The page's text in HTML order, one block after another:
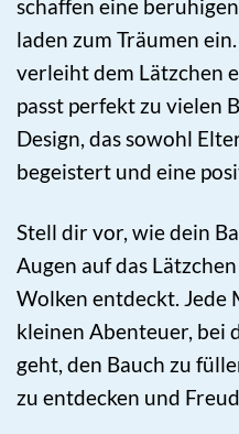
schaffen eine
laden zum Träumen
verleiht dem Lätzchen
passt perfekt zu vielen
Design, das sowohl
begeistert und eine
Stell dir vor, wie dein
Augen auf das
Wolken entdeckt. Jede
kleinen Abenteuer, bei
geht, den Bauch zu
zu entdecken und